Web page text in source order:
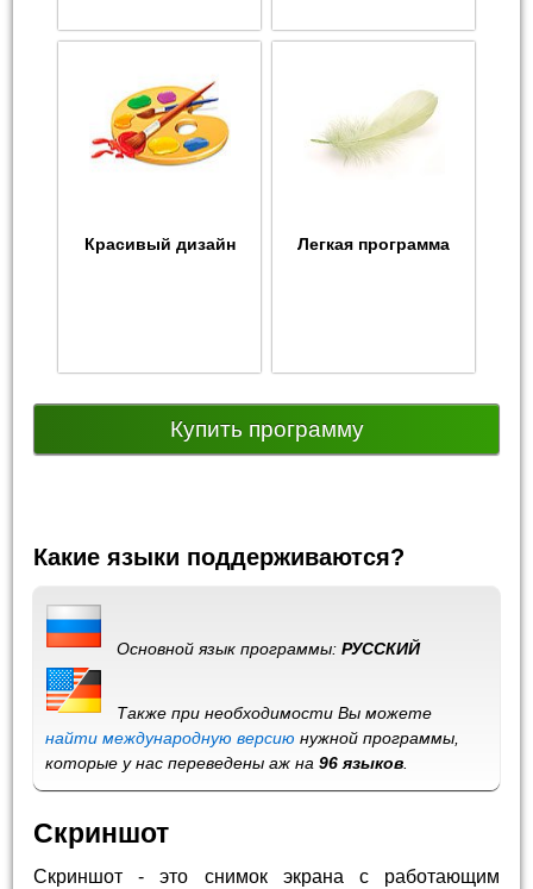
Красивый дизайн Легкая программа
Купить программу
Какие языки поддерживаются?
Основной язык программы:РУССКИЙ
Также при необходимости Вы можете
найти международную версию нужной программы,
которые у нас переведены аж на96 языков
Скриншот
Скриншот - это снимок экрана с работающим